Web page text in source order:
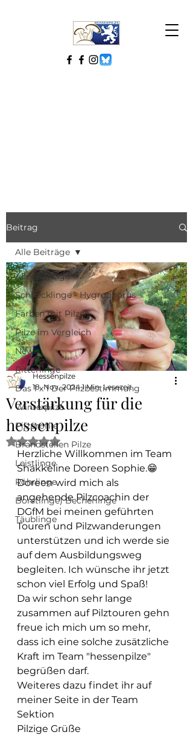
Beitrag
Alle Beiträge
Schnecklinge - Hygrophorus
Färben mit Pilzen
Pilze im Vergleich
News
Ritterlinge
Das 1 x 1 Der Pilzbestimmung
Winterpilze
Pilzprofile
Brandstellen Pilze
Leistlinge
Röhrlinge
Borstlinge) Becherlinge
Täublinge
Alle Beiträge
Verstärkung für die
hessenpilze
Hessenpilze
18. Nov. 2024 1 Min. Lesezeit
Mit NaN von 5 Sternen bewertet.
Herzliche Willkommen im Team
Shakkeline Doreen Sophie.😁
Doreen wird mich als
angehende Pilzcoachin der
DGfM bei meinen geführten
Touren und Pilzwanderungen
unterstützen und ich werde sie
auf dem Ausbildungsweg
begleiten. Ich wünsche ihr jetzt
schon viel Erfolg und Spaß!
Da wir schon sehr lange
zusammen auf Pilztouren gehn
freue ich mich um so mehr,
dass ich eine solche zusätzliche
Kraft im Team "hessenpilze"
begrüßen darf.
Weiteres dazu findet ihr auf
meiner Seite in der Team
Sektion
Pilzige Grüße